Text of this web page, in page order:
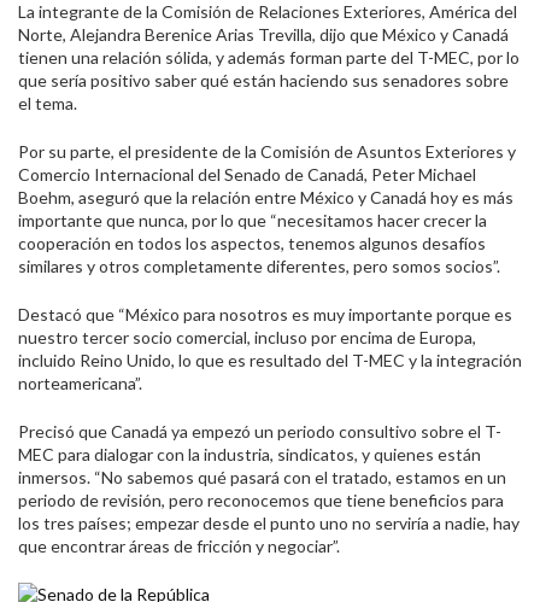
La integrante de la Comisión de Relaciones Exteriores, América del
Norte, Alejandra Berenice Arias Trevilla, dijo que México y Canadá
tienen una relación sólida, y además forman parte del T-MEC, por lo
que sería positivo saber qué están haciendo sus senadores sobre
el tema.
Por su parte, el presidente de la Comisión de Asuntos Exteriores y
Comercio Internacional del Senado de Canadá, Peter Michael
Boehm, aseguró que la relación entre México y Canadá hoy es más
importante que nunca, por lo que “necesitamos hacer crecer la
cooperación en todos los aspectos, tenemos algunos desafíos
similares y otros completamente diferentes, pero somos socios”.
Destacó que “México para nosotros es muy importante porque es
nuestro tercer socio comercial, incluso por encima de Europa,
incluido Reino Unido, lo que es resultado del T-MEC y la integración
norteamericana”.
Precisó que Canadá ya empezó un periodo consultivo sobre el T-
MEC para dialogar con la industria, sindicatos, y quienes están
inmersos. “No sabemos qué pasará con el tratado, estamos en un
periodo de revisión, pero reconocemos que tiene beneficios para
los tres países; empezar desde el punto uno no serviría a nadie, hay
que encontrar áreas de fricción y negociar”.